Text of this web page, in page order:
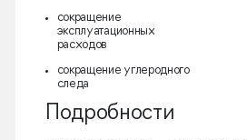
сокращение
эксплуатационных
расходов
сокращение углеродного
следа
Подробности